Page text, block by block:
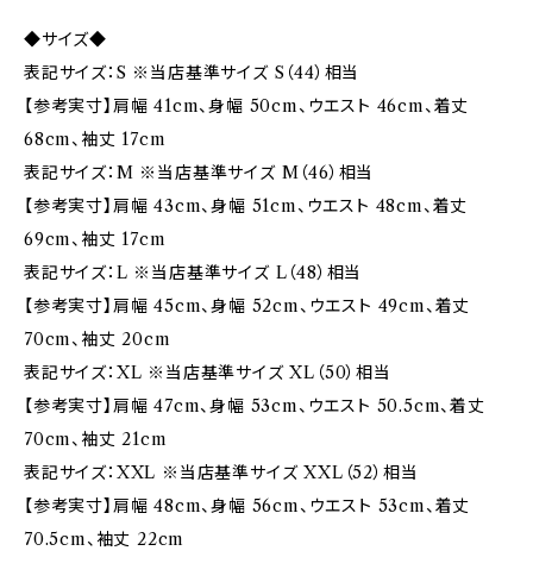
◆サイズ◆
表記サイズ：S ※当店基準サイズ S（44）相当
【参考実寸】肩幅 41cm、身幅 50cm、ウエスト 46cm、着丈
68cm、袖丈 17cm
表記サイズ：M ※当店基準サイズ M（46）相当
【参考実寸】肩幅 43cm、身幅 51cm、ウエスト 48cm、着丈
69cm、袖丈 17cm
表記サイズ：L ※当店基準サイズ L（48）相当
【参考実寸】肩幅 45cm、身幅 52cm、ウエスト 49cm、着丈
70cm、袖丈 20cm
表記サイズ：XL ※当店基準サイズ XL（50）相当
【参考実寸】肩幅 47cm、身幅 53cm、ウエスト 50.5cm、着丈
70cm、袖丈 21cm
表記サイズ：XXL ※当店基準サイズ XXL（52）相当
【参考実寸】肩幅 48cm、身幅 56cm、ウエスト 53cm、着丈
70.5cm、袖丈 22cm